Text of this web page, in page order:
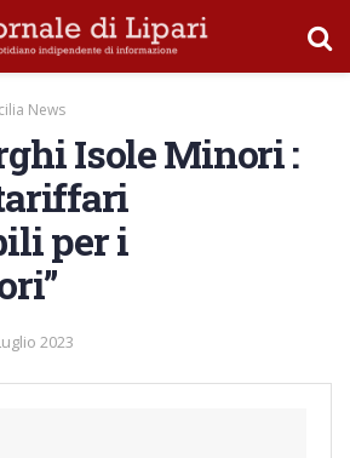
News
Isole Minori :
per i
2023